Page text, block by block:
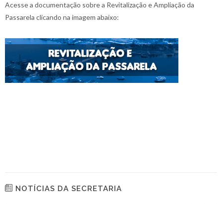
Acesse a documentação sobre a Revitalização e Ampliação da
Passarela clicando na imagem abaixo:
NOTÍCIAS DA SECRETARIA